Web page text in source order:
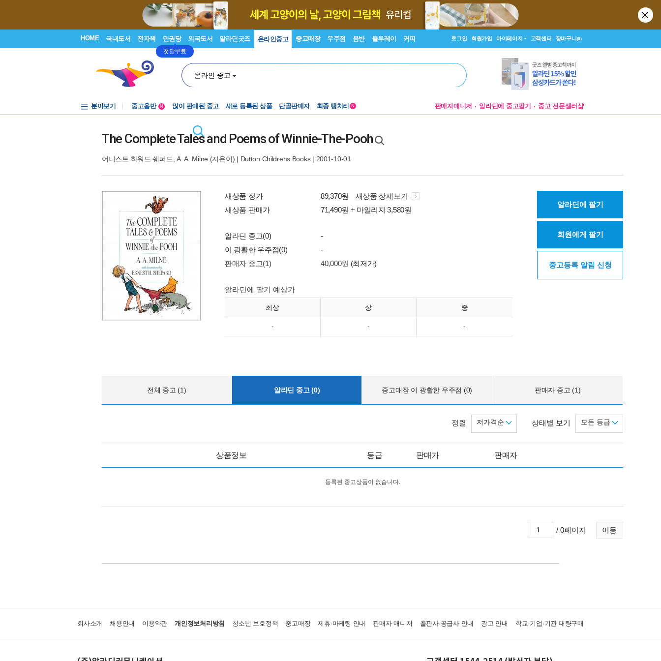
HOME 국내도서 전자책 만권당
첫달무료
외국도서 알라딘굿즈 온라인중고 중고매장 우주점 음반 블루레이 커피 로그인 회원가입 마이페이지 고객센터 장바구니(0)
온라인 중고
분야보기
중고음반
N 많이 판매된 중고 새로 등록된 상품 단골판매자 최종 땡처리 N 판매자매니저 알라딘에 중고팔기 중고 전문셀러샵
The Complete Tales and Poems of Winnie-The-Pooh
어니스트 하워드 쉐퍼드 ,A. A. Milne (지은이) | Dutton Childrens Books | 2001-10-01
새상품 정가 89,370원
새상품 상세보기
새상품 판매가
71,490원 + 마일리지 3,580원
알라딘 중고(0)
-
이 광활한 우주점(0)
-
판매자 중고(1)
40,000원 (최저가)
알라딘에 팔기 예상가
최상 상 중
- - -
알라딘에 팔기
회원에게 팔기
중고등록 알림 신청
전체 중고 (1) 알라딘 중고 (0) 중고매장 이 광활한 우주점 (0) 판매자 중고 (1)
상태별 보기 모든 등급
정렬 저가격순
상품정보 등급 판매가 판매자
등록된 중고상품이 없습니다.
이동
/ 0페이지
회사소개 채용안내 이용약관 개인정보처리방침 청소년 보호정책 중고매장 제휴·마케팅 안내 판매자 매니저 출판사·공급사 안내 광고 안내 학교·기업·기관 대량구매